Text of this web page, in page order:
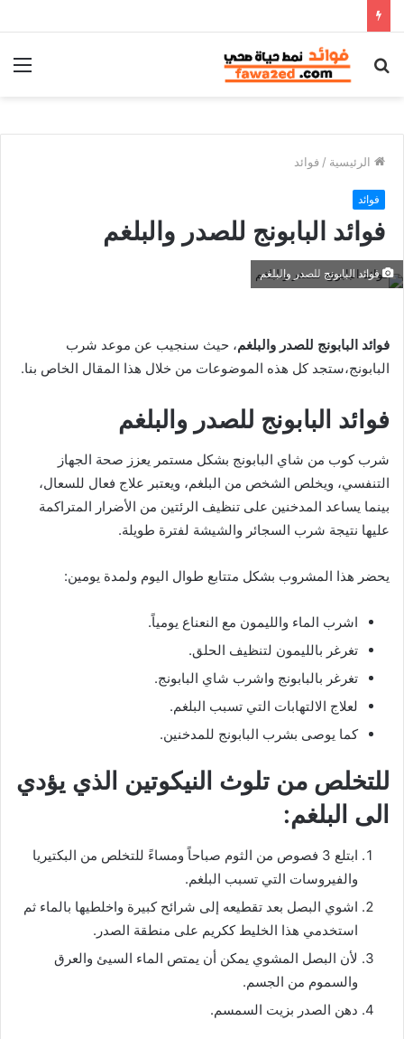
بحث
الرئيسية / فوائد
فوائد
فوائد البابونج للصدر والبلغم
فوائد البابونج للصدر والبلغم
فوائد البابونج للصدر والبلغم، حيث سنجيب عن موعد شرب
البابونج،ستجد كل هذه الموضوعات من خلال هذا المقال الخاص بنا.
فوائد البابونج للصدر والبلغم
شرب كوب من شاي البابونج بشكل مستمر يعزز صحة الجهاز
التنفسي، ويخلص الشخص من البلغم، ويعتبر علاج فعال للسعال،
بينما يساعد المدخنين على تنظيف الرئتين من الأضرار المتراكمة
عليها نتيجة شرب السجائر والشيشة لفترة طويلة.
يحضر هذا المشروب بشكل متتابع طوال اليوم ولمدة يومين:
اشرب الماء والليمون مع النعناع يومياً.
تغرغر بالليمون لتنظيف الحلق.
تغرغر بالبابونج واشرب شاي البابونج.
لعلاج الالتهابات التي تسبب البلغم.
كما يوصى بشرب البابونج للمدخنين.
للتخلص من تلوث النيكوتين الذي يؤدي
الى البلغم:
ابتلع 3 فصوص من الثوم صباحاً ومساءً للتخلص من البكتيريا
والفيروسات التي تسبب البلغم.
اشوي البصل بعد تقطيعه إلى شرائح كبيرة واخلطيها بالماء ثم
استخدمي هذا الخليط ككريم على منطقة الصدر.
لأن البصل المشوي يمكن أن يمتص الماء السيئ والعرق
والسموم من الجسم.
دهن الصدر بزيت السمسم.